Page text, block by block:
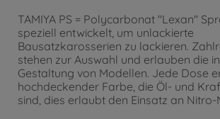
TAMIYA PS = Polycarbonat "Lexan"
speziell entwickelt, um unlackierte
Bausatzkarosserien zu lackieren.
stehen zur Auswahl und erlauben die
Gestaltung von Modellen. Jede Dose
hochdeckender Farbe, die Öl- und
sind, dies erlaubt den Einsatz an Nitro-